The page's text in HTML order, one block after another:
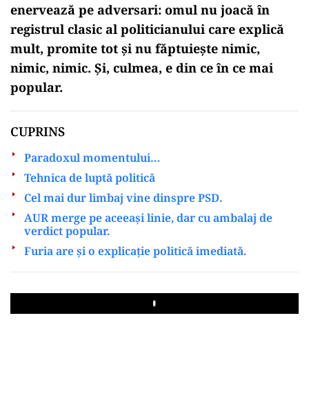
enervează pe adversari: omul nu joacă în
registrul clasic al politicianului care explică
mult, promite tot și nu făptuiește nimic,
nimic, nimic. Și, culmea, e din ce în ce mai
popular.
CUPRINS
Paradoxul momentului…
Tehnica de luptă politică
Cel mai dur limbaj vine dinspre PSD.
AUR merge pe aceeași linie, dar cu ambalaj de
verdict popular.
Furia are și o explicație politică imediată.
Play